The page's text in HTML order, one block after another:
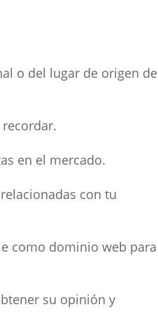
o del lugar de origen de
en el mercado.
con tu
como dominio web para
su opinión y